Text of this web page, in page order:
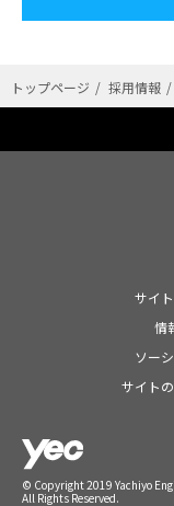
トップページ 採用情報
サイ
情
ソー
サイト
© Copyright 2019 Yachiyo
All Rights Reserved.